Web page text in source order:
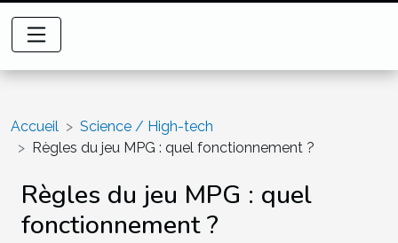
Accueil
Science / High-tech
Règles du jeu MPG : quel fonctionnement ?
Règles du jeu MPG : quel
fonctionnement ?